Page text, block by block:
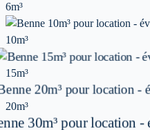
6m³
10m³
15m³
20m³